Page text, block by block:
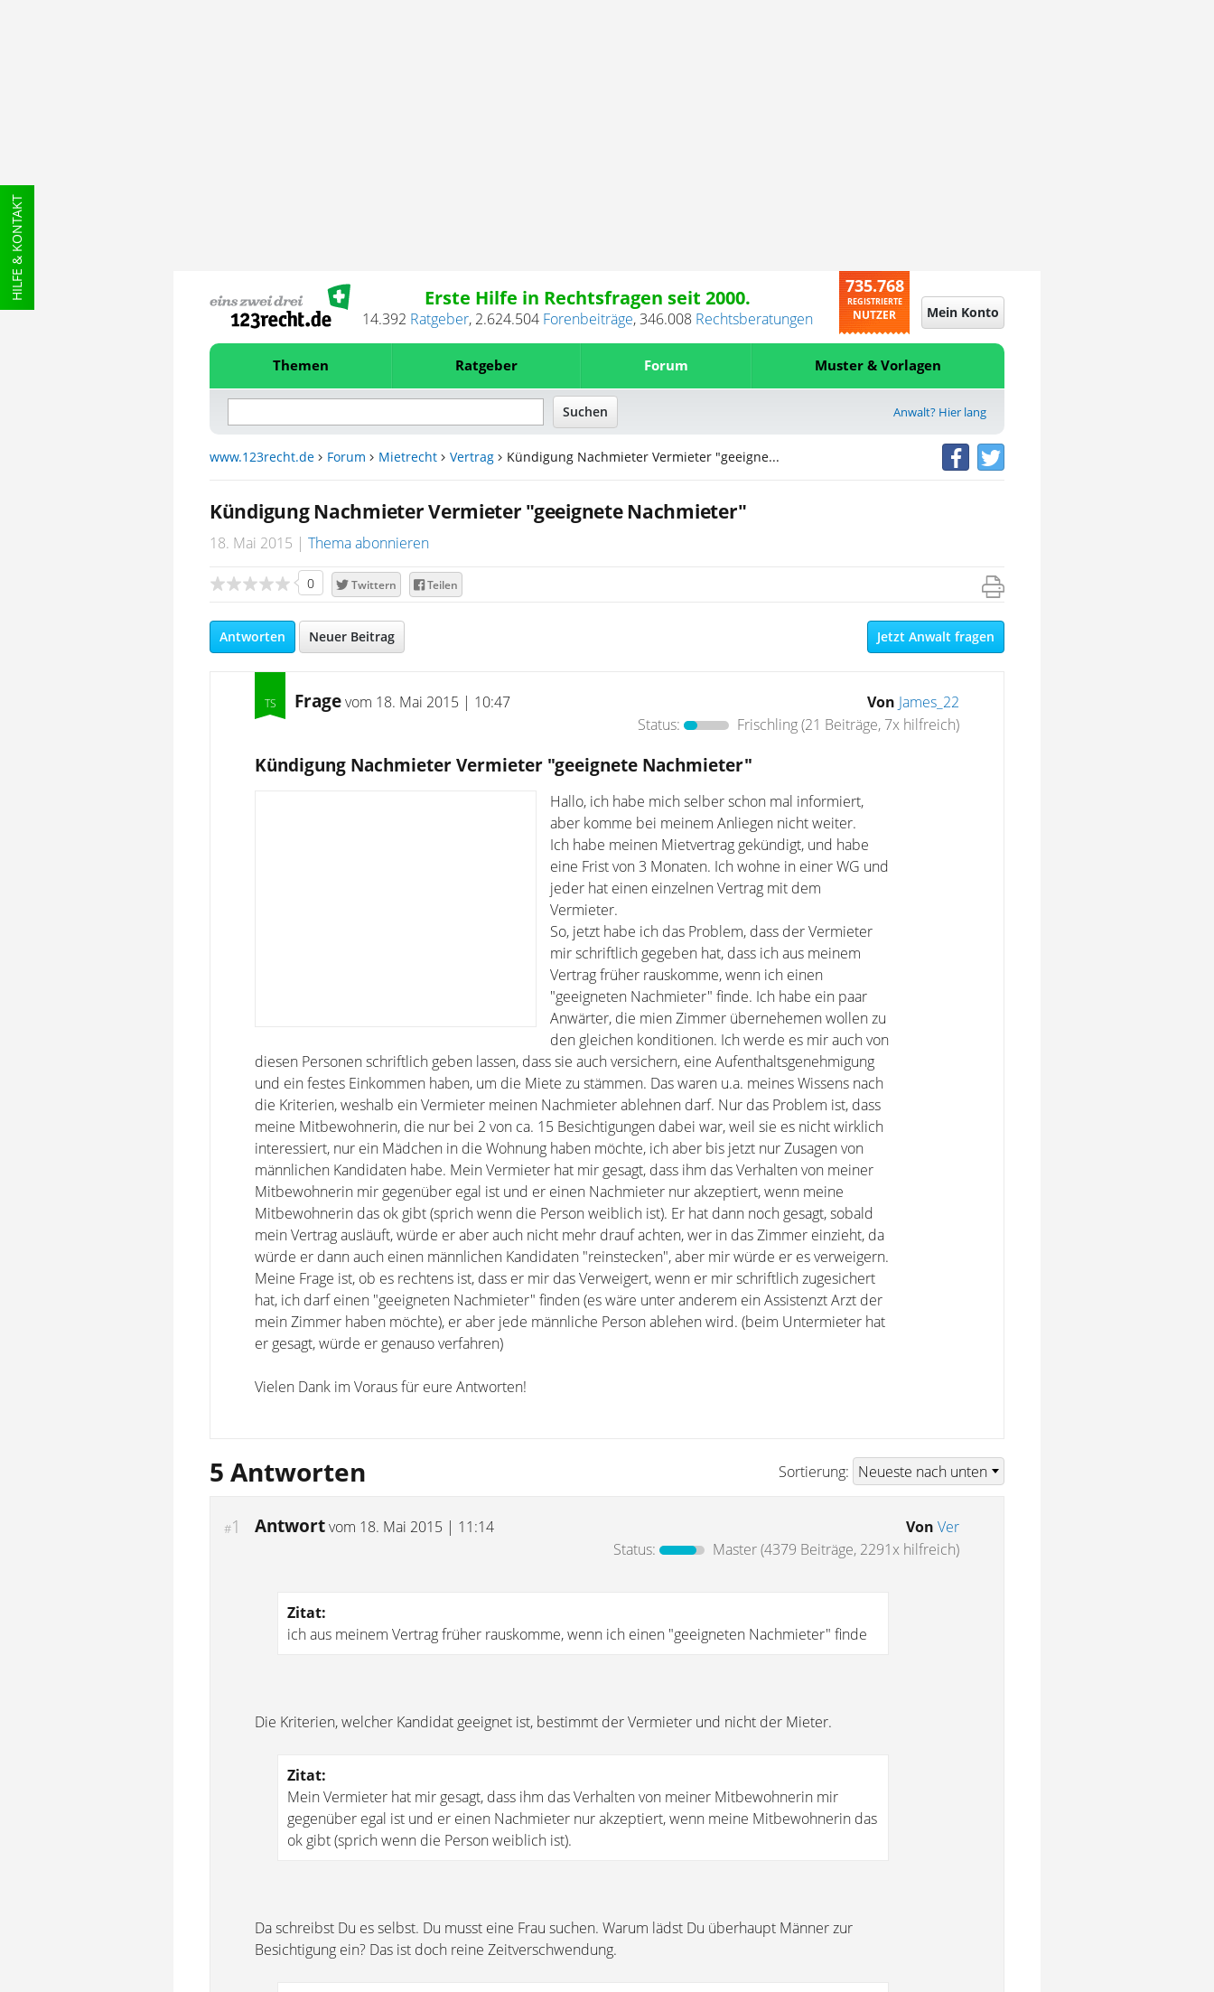
HILFE & KONTAKT Erste Hilfe in Rechtsfragen seit 2000.
14.392 Ratgeber, 2.624.504 Forenbeiträge,346.008 Rechtsberatungen
735.768
REGISTRIERTE
NUTZER Mein Konto
Themen Ratgeber Forum Muster & Vorlagen
Anwalt? Hier lang
www.123recht.de Forum Mietrecht Vertrag Kündigung Nachmieter Vermieter "geeigne...
Kündigung Nachmieter Vermieter "geeignete Nachmieter"
18. Mai 2015 Thema abonnieren
0 Twittern Teilen
Antworten Neuer Beitrag Jetzt Anwalt fragen
Fragevom 18. Mai 2015 | 10:47 Von James_22
Status:
Frischling(21 Beiträge, 7x hilfreich)
Kündigung Nachmieter Vermieter "geeignete Nachmieter"
Hallo, ich habe mich selber schon mal informiert,
aber komme bei meinem Anliegen nicht weiter.
Ich habe meinen Mietvertrag gekündigt, und habe
eine Frist von 3 Monaten. Ich wohne in einer WG und
jeder hat einen einzelnen Vertrag mit dem
Vermieter.
So, jetzt habe ich das Problem, dass der Vermieter
mir schriftlich gegeben hat, dass ich aus meinem
Vertrag früher rauskomme, wenn ich einen
"geeigneten Nachmieter" finde. Ich habe ein paar
Anwärter, die mien Zimmer übernehemen wollen zu
den gleichen konditionen. Ich werde es mir auch von
diesen Personen schriftlich geben lassen, dass sie auch versichern, eine Aufenthaltsgenehmigung
und ein festes Einkommen haben, um die Miete zu stämmen. Das waren u.a. meines Wissens nach
die Kriterien, weshalb ein Vermieter meinen Nachmieter ablehnen darf. Nur das Problem ist, dass
meine Mitbewohnerin, die nur bei 2 von ca. 15 Besichtigungen dabei war, weil sie es nicht wirklich
interessiert, nur ein Mädchen in die Wohnung haben möchte, ich aber bis jetzt nur Zusagen von
männlichen Kandidaten habe. Mein Vermieter hat mir gesagt, dass ihm das Verhalten von meiner
Mitbewohnerin mir gegenüber egal ist und er einen Nachmieter nur akzeptiert, wenn meine
Mitbewohnerin das ok gibt (sprich wenn die Person weiblich ist). Er hat dann noch gesagt, sobald
mein Vertrag ausläuft, würde er aber auch nicht mehr drauf achten, wer in das Zimmer einzieht, da
würde er dann auch einen männlichen Kandidaten "reinstecken", aber mir würde er es verweigern.
Meine Frage ist, ob es rechtens ist, dass er mir das Verweigert, wenn er mir schriftlich zugesichert
hat, ich darf einen "geeigneten Nachmieter" finden (es wäre unter anderem ein Assistenzt Arzt der
mein Zimmer haben möchte), er aber jede männliche Person ablehen wird. (beim Untermieter hat
er gesagt, würde er genauso verfahren)
Vielen Dank im Voraus für eure Antworten!
5 Antworten Sortierung:
#1 Antwortvom 18. Mai 2015 | 11:14 Von Ver
Status:
Master(4379 Beiträge, 2291x hilfreich)
Zitat:
ich aus meinem Vertrag früher rauskomme, wenn ich einen "geeigneten Nachmieter" finde
Die Kriterien, welcher Kandidat geeignet ist, bestimmt der Vermieter und nicht der Mieter.
Zitat:
Mein Vermieter hat mir gesagt, dass ihm das Verhalten von meiner Mitbewohnerin mir
gegenüber egal ist und er einen Nachmieter nur akzeptiert, wenn meine Mitbewohnerin das
ok gibt (sprich wenn die Person weiblich ist).
Da schreibst Du es selbst. Du musst eine Frau suchen. Warum lädst Du überhaupt Männer zur
Besichtigung ein? Das ist doch reine Zeitverschwendung.